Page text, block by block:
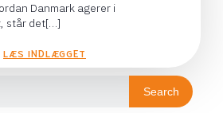
Danmark agerer i
står det[…]
LÆS INDLÆGGET
Search